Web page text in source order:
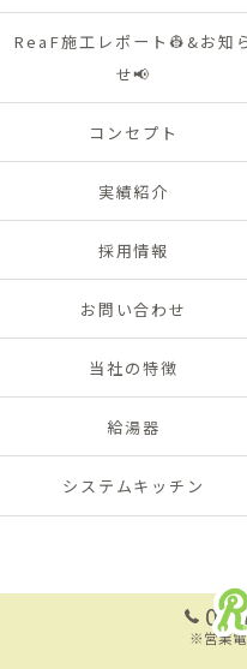
※営業
ReaF施工レポート👷&お知
せ📢
コンセプト
実績紹介
採用情報
お問い合わせ
当社の特徴
給湯器
システムキッチン